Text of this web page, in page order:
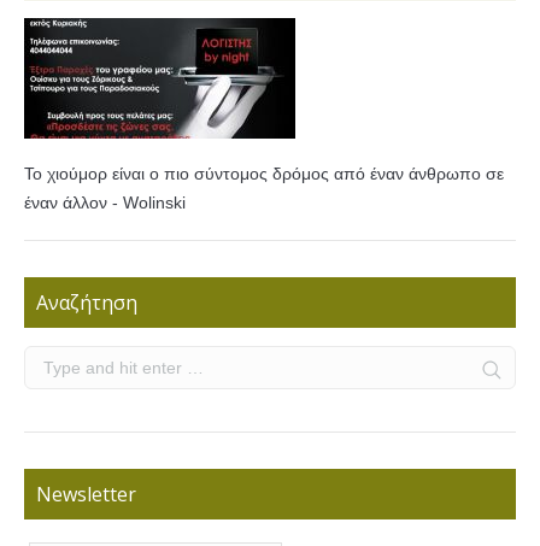
Το χιούμορ είναι ο πιο σύντομος δρόμος από έναν άνθρωπο σε
έναν άλλον - Wolinski
Αναζήτηση
Newsletter